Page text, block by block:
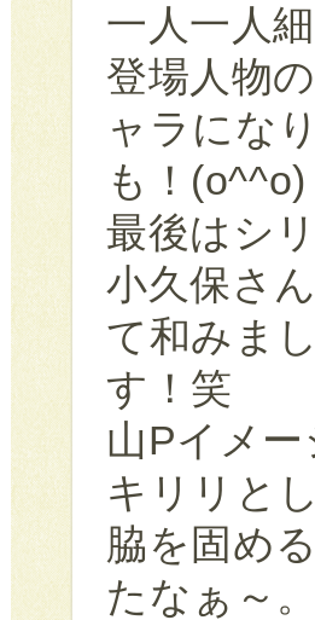
一人一人
登場人物
ャラにな
も！(o^^o)
最後はシ
小久保さ
て和みま
す！笑
山Pイメ
キリリと
脇を固め
たなぁ～